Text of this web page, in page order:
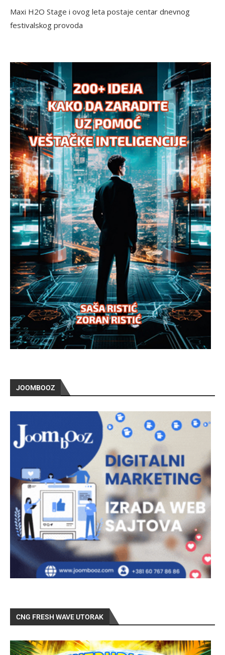
Maxi H2O Stage i ovog leta postaje centar dnevnog
festivalskog provoda
JOOMBOOZ
CNG FRESH WAVE UTORAK